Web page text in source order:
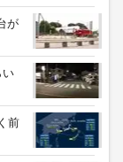
が
い
前